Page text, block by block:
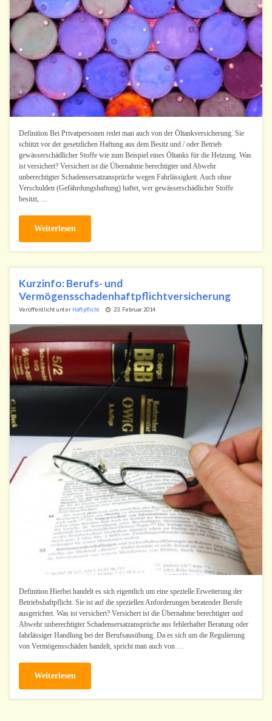
Definition Bei Privatpersonen redet man auch von der Öltankversicherung. Sie
schützt vor der gesetzlichen Haftung aus dem Besitz und / oder Betrieb
gewässerschädlicher Stoffe wie zum Beispiel eines Öltanks für die Heizung. Was
ist versichert? Versichert ist die Übernahme berechtigter und Abwehr
unberechtigter Schadensersatzansprüche wegen Fahrlässigkeit. Auch ohne
Verschulden (Gefährdungshaftung) haftet, wer gewässerschädlicher Stoffe
besitzt, …
Weiterlesen
Kurzinfo: Berufs- und
Vermögensschadenhaftpflichtversicherung
Veröffentlicht unter Haftpflicht 23. Februar 2014
Definition Hierbei handelt es sich eigentlich um eine spezielle Erweiterung der
Betriebshaftpflicht. Sie ist auf die speziellen Anforderungen beratender Berufe
ausgerichtet. Was ist versichert? Versichert ist die Übernahme berechtigter und
Abwehr unberechtigter Schadensersatzansprüche aus fehlerhafter Beratung oder
fahrlässiger Handlung bei der Berufsausübung. Da es sich um die Regulierung
von Vermögensschäden handelt, spricht man auch von …
Weiterlesen